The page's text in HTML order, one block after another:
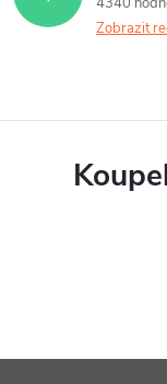
Zobrazit